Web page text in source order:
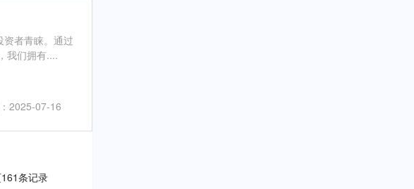
者青睐。通过
我们拥有....
2025-07-16
161条记录